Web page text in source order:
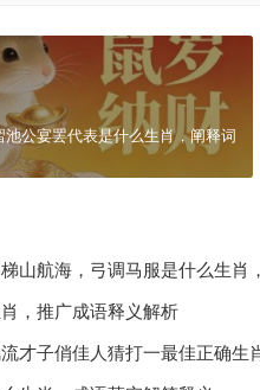
公宴罢代表是什么生肖，阐释词
山航海，弓调马服是什么生肖
，推广成语释义解析
才子俏佳人猜打一最佳正确生